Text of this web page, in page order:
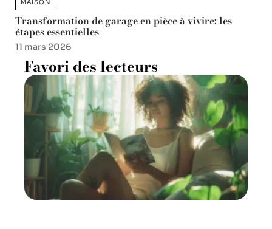
MAISON
Transformation de garage en pièce à vivire: les
étapes essentielles
11 mars 2026
Favori des lecteurs